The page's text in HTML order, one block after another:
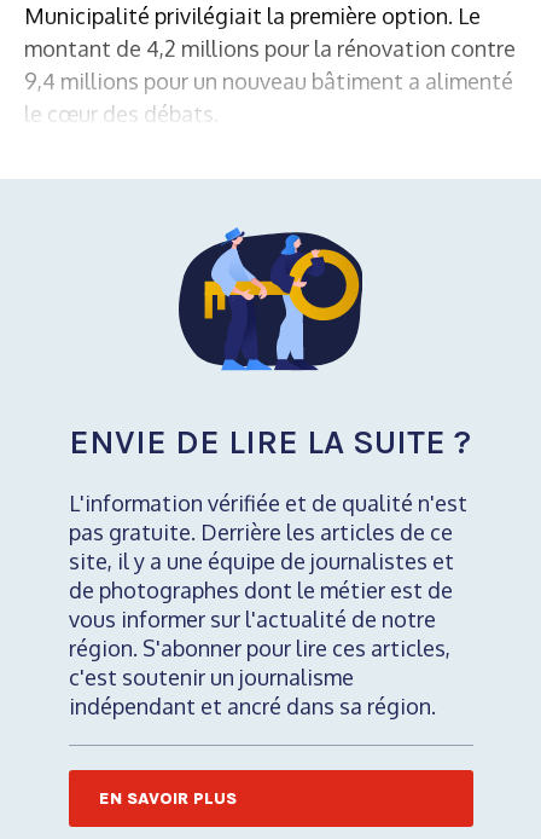
Municipalité privilégiait la première option. Le
montant de 4,2 millions pour la rénovation contre
9,4 millions pour un nouveau bâtiment a alimenté
le cœur des débats.
ENVIE DE LIRE LA SUITE ?
L'information vérifiée et de qualité n'est
pas gratuite. Derrière les articles de ce
site, il y a une équipe de journalistes et
de photographes dont le métier est de
vous informer sur l'actualité de notre
région. S'abonner pour lire ces articles,
c'est soutenir un journalisme
indépendant et ancré dans sa région.
EN SAVOIR PLUS